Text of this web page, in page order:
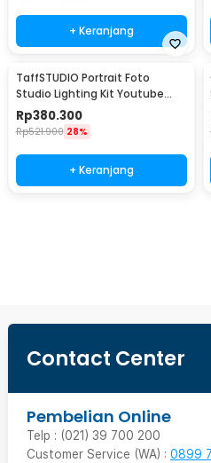
+ Keranjang
TaffSTUDIO Portrait Foto
Studio Lighting Kit Youtube
Vlog - LD-TZ07A
Rp380.300
Rp521.900 28%
+ Keranjang
Contact Center
Pembelian Online
Telp : (021) 39 700 200
Customer Service (WA) : 0899